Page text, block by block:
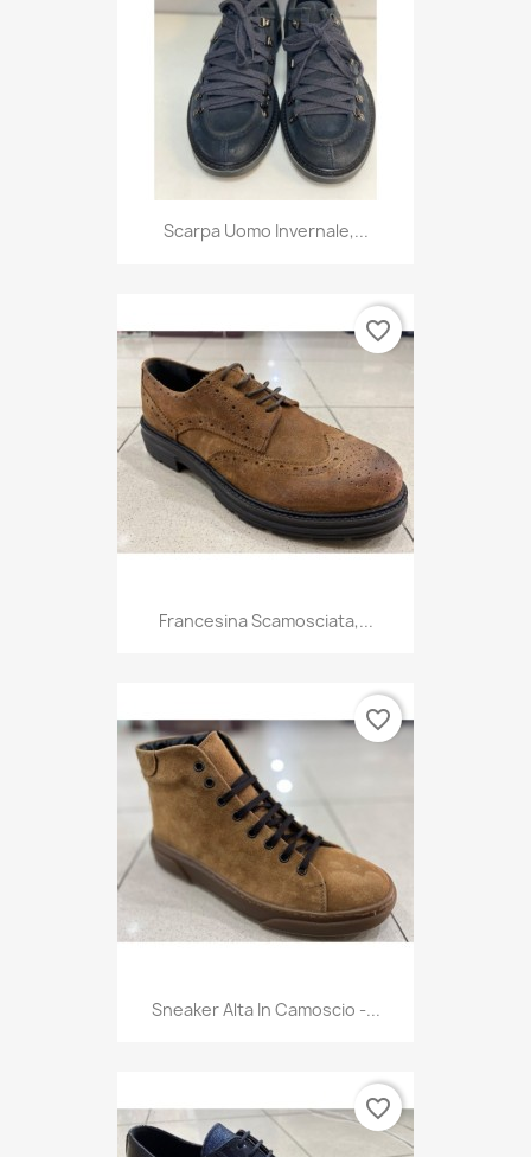
Scarpa Uomo Invernale,...
Francesina Scamosciata,...
favorite_border
Sneaker Alta In Camoscio -...
favorite_border
favorite_border